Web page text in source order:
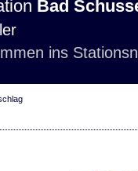
Bad
ins